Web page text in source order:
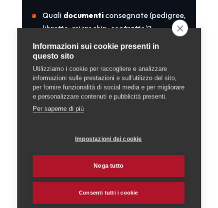
Quali documenticonsegnate (pedigree,
libretto, microchip, contratto)?
A cheetàcedete i cuccioli?
Che tipo di supporto
offrite dopo la
consegna?
Un allevatore serio risponderà con piacere
e trasparenza — e, anzi, sarà lui a fare
7. E l'adozione?
Comprare da un allevatore non è l'unica
strada. Irifugisvizzeri ospitano moltissimi
Informazioni sui cookie presenti in
questo sito
Utilizziamo i cookie per raccogliere e analizzare
informazioni sulle prestazioni e sull'utilizzo del sito,
per fornire funzionalità di social media e per migliorare
e personalizzare contenuti e pubblicità presenti.
Per saperne di più
Impostazioni dei cookie
Nega tutto
Consenti tutti i cookie